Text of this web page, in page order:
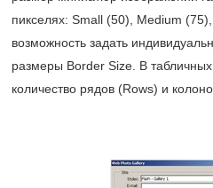
пикселях: Small (50), Medium
возможность задать
размеры Border Size. В
количество рядов (Rows) и